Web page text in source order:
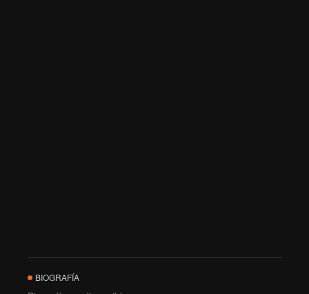
BIOGRAFÍA